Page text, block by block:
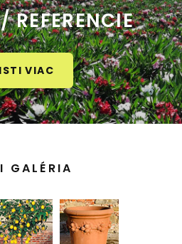
REFERENCIE
VIAC
GALÉRIA